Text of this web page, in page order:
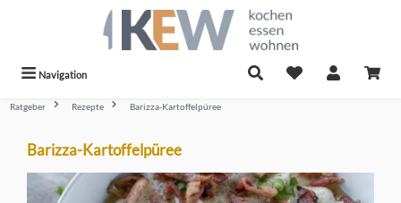
Navigation
Ratgeber Rezepte Barizza-Kartoffelpüree
Barizza-Kartoffelpüree